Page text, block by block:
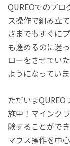
QUREOでのプロ
ス操作で組み立
さまでもすぐに
も進めるのに迷
ローをさせてい
ようになっていま
ただいま
施中！マインク
験することがで
マウス操作を中